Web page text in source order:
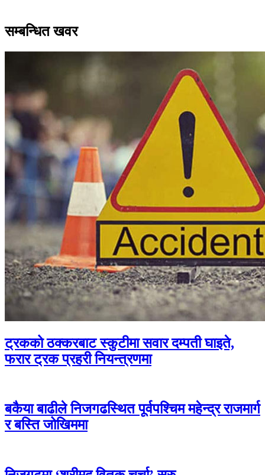
सम्बन्धित खवर
ट्रकको ठक्करबाट स्कुटीमा सवार दम्पती घाइते,
फरार ट्रक प्रहरी नियन्त्रणमा
बकैया बाढीले निजगढस्थित पूर्वपश्चिम महेन्द्र राजमार्ग
र बस्ति जोखिममा